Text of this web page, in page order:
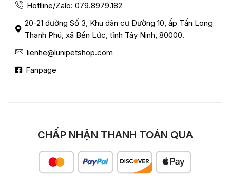
Hotlline/Zalo: 079.8979.182
20-21 đường Số 3, Khu dân cư Đường 10, ấp Tấn Long
Thanh Phú, xã Bến Lức, tỉnh Tây Ninh, 80000.
lienhe@lunipetshop.com
Fanpage
CHẤP NHẬN THANH TOÁN QUA